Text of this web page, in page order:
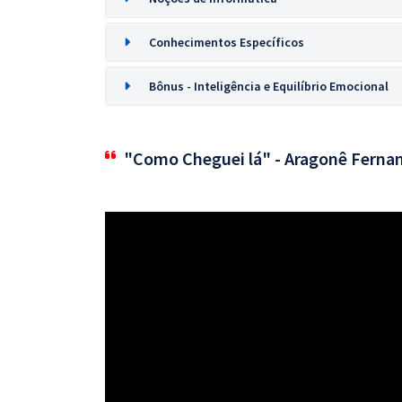
Conhecimentos Específicos
Bônus - Inteligência e Equilíbrio Emocional
"Como Cheguei lá" - Aragonê